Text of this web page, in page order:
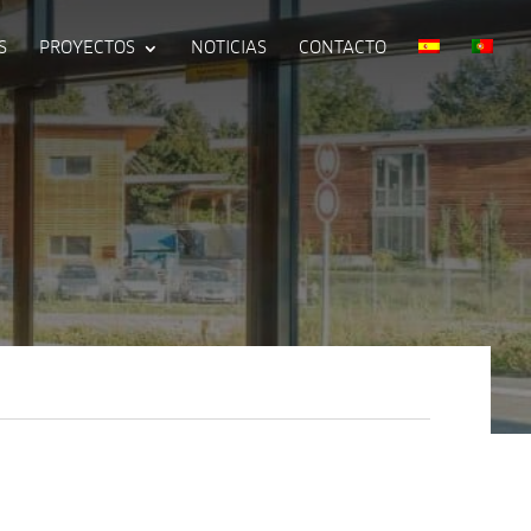
PROYECTOS NOTICIAS CONTACTO